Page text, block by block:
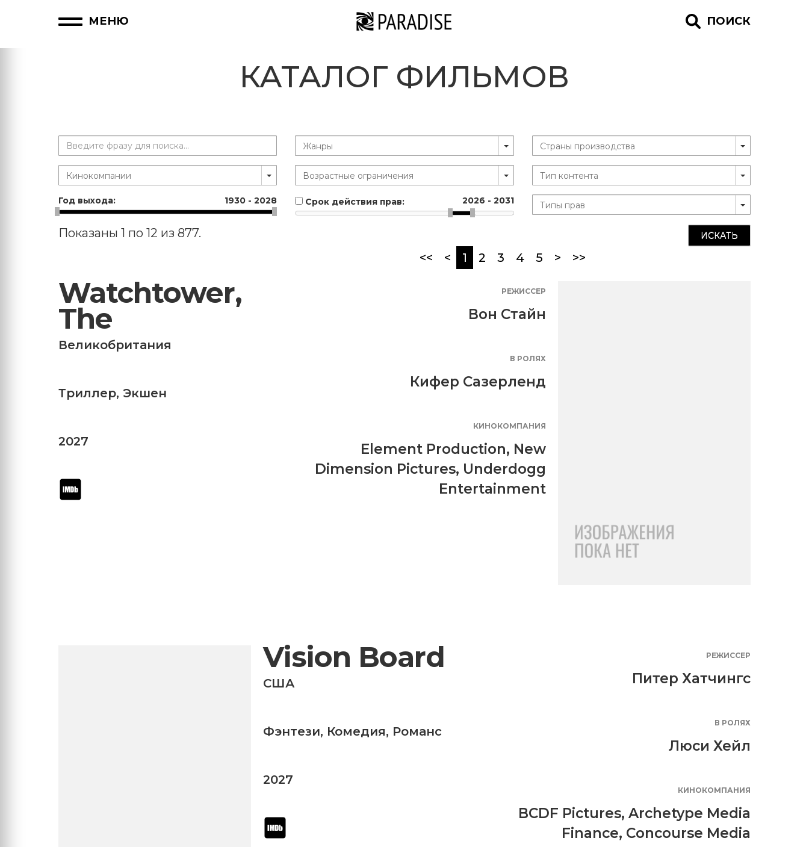
МЕНЮ ПОИСК
КАТАЛОГ ФИЛЬМОВ
Год выхода: 1930 -2028 Срок действия прав: 2026 - 2031
ИСКАТЬ
Показаны 1 по 12 из 877.
<<
< 1 (current)
2 3 4 5 > >>
Watchtower,
The
Великобритания
Триллер, Экшен
2027
РЕЖИССЕР
Вон Стайн
В РОЛЯХ
Кифер Сазерленд
КИНОКОМПАНИЯ
Element Production, New
Dimension Pictures, Underdogg
Entertainment
Vision Board
США
Фэнтези, Комедия, Романс
2027
РЕЖИССЕР
Питер Хатчингс
В РОЛЯХ
Люси Хейл
КИНОКОМПАНИЯ
BCDF Pictures, Archetype Media
Finance, Concourse Media